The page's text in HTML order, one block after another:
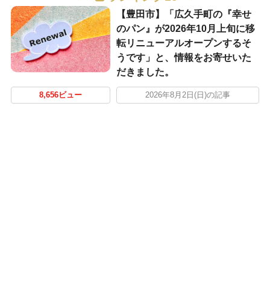
【豊田市】「広久手町の『幸せ
のパン』が2026年10月上旬に移
転リニューアルオープンするそ
うです」と、情報をお寄せいた
だきました。
8,656ビュー 2026年8月2日(日)の記事